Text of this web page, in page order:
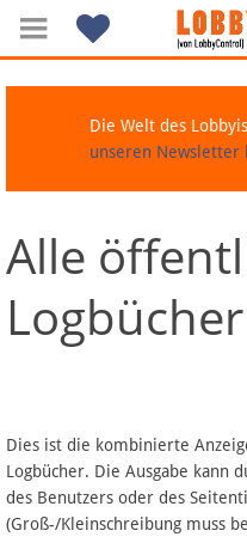
Navigation
Über Lobbypedia
Artikel nach Kategorien
FAQ
Die Welt des
unseren Newsletter
Alle
Logbücher
Dies ist die kombinierte
Logbücher. Die Ausgabe kann
des Benutzers oder des
(Groß-/Kleinschreibung muss